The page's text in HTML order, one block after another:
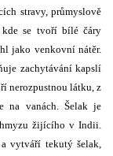
stravy, průmyslově
kde se tvoří bílé čáry
jako venkovní nátěr.
zachytávání kapslí
nerozpustnou látku, z
na vanách. Šelak je
hmyzu žijícího v Indii.
vytváří tekutý šelak,